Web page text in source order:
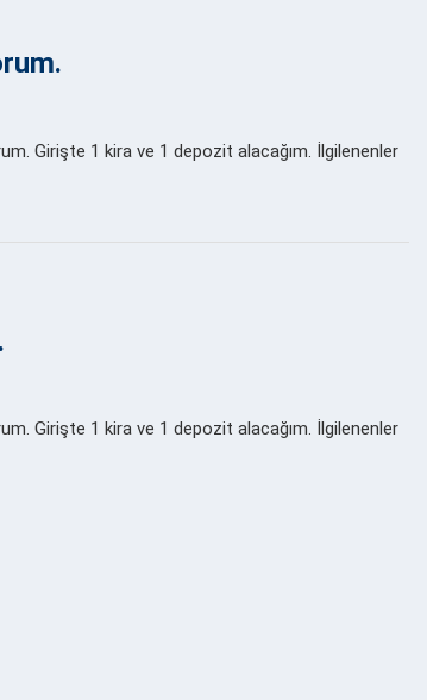
Girişte 1 kira ve 1 depozit alacağım. İlgilenenler
Girişte 1 kira ve 1 depozit alacağım. İlgilenenler